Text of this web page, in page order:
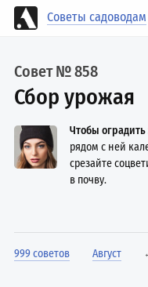
Советы садоводам
Совет № 858
Сбор урожая
Чтобы
рядом с ней
срезайте
в почву.
999 советов Август